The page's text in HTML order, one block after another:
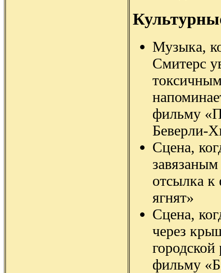
Музыка,
Смитерс
фильму
Беверли-
Сцена,
отсылка
ягнят»
Сцена,
через
фильму